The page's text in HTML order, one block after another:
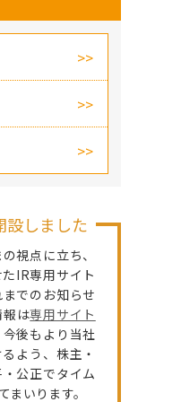
設しました
視点に立ち、
IR専用サイト
でのお知らせ
報は専用サイト
後もより当社
よう、株主・
公正でタイム
まいります。